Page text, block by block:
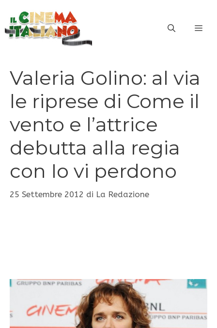
contenuto
Valeria Golino: al via
le riprese di Come il
vento e l’attrice
debutta alla regia
con Io vi perdono
25 Settembre 2012 di La Redazione